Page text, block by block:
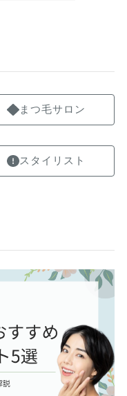
まつ毛サロン
スタイリスト